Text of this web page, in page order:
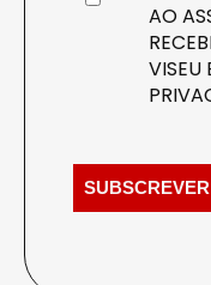
AO
VISEU